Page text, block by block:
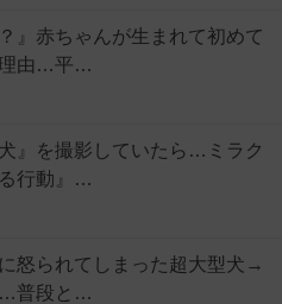
』赤ちゃんが生まれて初めて
理由…平…
』を撮影していたら…ミラク
行動』…
怒られてしまった超大型犬→
…普段と…